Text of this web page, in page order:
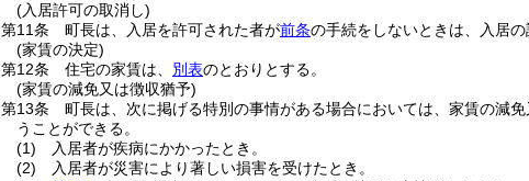
(入居許可の取消し)
第11条
町長は、入居を許可された者が前条の手続をしないときは、入居の
(家賃の決定)
第12条
住宅の家賃は、 別表のとおりとする。
(家賃の減免又は徴収猶予)
第13条
町長は、次に掲げる特別の事情がある場合においては、家賃の減
うことができる。
(1)
入居者が疾病にかかったとき。
(2)
入居者が災害により著しい損害を受けたとき。